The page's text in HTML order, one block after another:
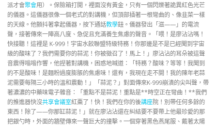
派才會聚會用）。保險箱打開，裡面沒有黃金，只有一個閃爍著詭異紅色光芒
的儀器。這儀器很像一個老式的對講機，但頂部插著一根彎曲的、像韭菜一樣
的天線。他顫抖著拿起儀器，按下通話教學鈕。儀器發出「滋——」的電流
聲，接著傳來一陣高八度、急促且充滿養生焦慮的聲音。「喂！是廖沾沾嗎！
快接聽！這裡是 K-999！宇宙水餃聯盟特級特務！你那邊是不是已經聞到宇宙
級的酸味了？我們需要你的蒜泥！你被徵召了！馬上！」廖沾沾的耳朵被這聲
音震得嗡嗡作響，他捏著對講機，困惑地喊道：「特務？酸味？等等！我聞到
的不是酸味！是麵粉過度膨脹的焦慮味！還有，我現在走不開！我的陳年老蒜
泥需要每隔三小時的溫和震動！」「蒜泥？」對面傳來K-999崩潰的尖叫聲，帶
著濃濃的中藥味電子雜音：「重點不是蒜泥！重點是**時空正在彎曲！**我們
的推進器快沒共享會議室紅棗了！快！我們在你的後講座院！別帶任何多餘的
東西！除了——你那缸蒜泥！」就在廖沾沾還在糾結要不要帶上他最珍愛的那
把銀勺時，外面的牆壁傳來一聲巨大的撞擊。一個穿著黑色燕尾服、戴著太陽